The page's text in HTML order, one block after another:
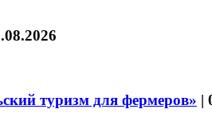
туризм для фермеров» |